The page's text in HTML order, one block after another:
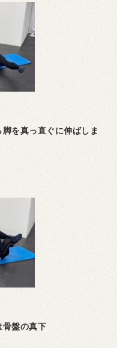
を真っ直ぐに伸ばしま
盤の真下